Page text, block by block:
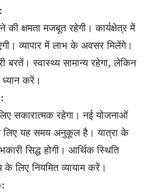
क्षमता मजबूत रहेगी। कार्यक्षेत्र में
व्यापार में लाभ के अवसर मिलेंगे।
बरतें। स्वास्थ्य सामान्य रहेगा, लेकिन
करें।
सकारात्मक रहेगा। नई योजनाओं
यह समय अनुकूल है। यात्रा के
सिद्ध होगी। आर्थिक स्थिति
के लिए नियमित व्यायाम करें।